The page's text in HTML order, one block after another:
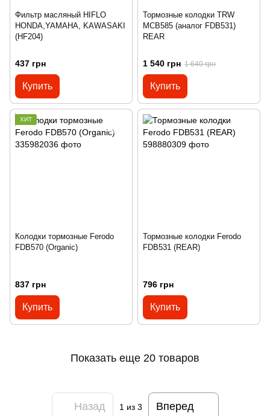
Фильтр масляный HIFLO
HONDA,YAMAHA, KAWASAKI
(HF204)
437 грн
Купить
Тормозные колодки TRW
MCB585 (аналог FDB531)
REAR
1 540 грн 1 640 грн
Купить
ХИТ
Колодки тормозные Ferodo
FDB570 (Organic)
837 грн
Купить
Тормозные колодки Ferodo
FDB531 (REAR)
796 грн
Купить
Показать еще 20 товаров
Назад 1 из 3 Вперед